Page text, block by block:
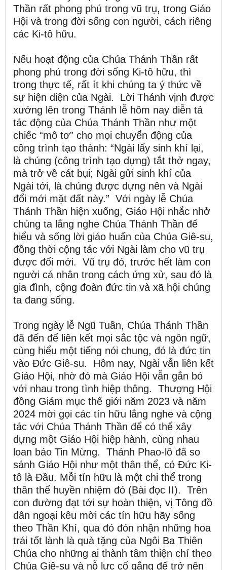
Thần rất phong phú trong vũ trụ, trong Giáo
Hội và trong đời sống con người, cách riêng
các Ki-tô hữu.
Nếu hoạt động của Chúa Thánh Thần rất
phong phú trong đời sống Ki-tô hữu, thì
trong thực tế, rất ít khi chúng ta ý thức về
sự hiện diện của Ngài. Lời Thánh vịnh được
xướng lên trong Thánh lễ hôm nay diễn tả
tác động của Chúa Thánh Thần như một
chiếc “mô tơ” cho mọi chuyển động của
công trình tạo thành: “Ngài lấy sinh khí lại,
là chúng (công trình tạo dựng) tắt thở ngay,
mà trở về cát bụi; Ngài gửi sinh khí của
Ngài tới, là chúng được dựng nên và Ngài
đổi mới mặt đất này.” Với ngày lễ Chúa
Thánh Thần hiện xuống, Giáo Hội nhắc nhở
chúng ta lắng nghe Chúa Thánh Thần để
hiểu và sống lời giáo huấn của Chúa Giê-su,
đồng thời cộng tác với Ngài làm cho vũ trụ
được đổi mới. Vũ trụ đó, trước hết làm con
người cá nhân trong cách ứng xử, sau đó là
gia đình, cộng đoàn đức tin và xã hội chúng
ta đang sống.
Trong ngày lễ Ngũ Tuần, Chúa Thánh Thần
đã đến để liên kết mọi sắc tộc và ngôn ngữ,
cùng hiểu một tiếng nói chung, đó là đức tin
vào Đức Giê-su. Hôm nay, Ngài vẫn liên kết
Giáo Hội, nhờ đó mà Giáo Hội vẫn gắn bó
với nhau trong tình hiệp thông. Thượng Hội
đồng Giám mục thế giới năm 2023 và năm
2024 mời gọi các tín hữu lắng nghe và cộng
tác với Chúa Thánh Thần để có thể xây
dựng một Giáo Hội hiệp hành, cùng nhau
loan báo Tin Mừng. Thánh Phao-lô đã so
sánh Giáo Hội như một thân thể, có Đức Ki-
tô là Đầu. Mỗi tín hữu là một chi thể trong
thân thể huyền nhiệm đó (Bài đọc II). Trên
con đường đạt tới sự hoàn thiện, vị Tông đồ
dân ngoại kêu mời các tín hữu hãy sống
theo Thần Khí, qua đó đón nhận những hoa
trái tốt lành là quà tặng của Ngôi Ba Thiên
Chúa cho những ai thành tâm thiện chí theo
Chúa Giê-su và nỗ lực cố gắng để trở nên